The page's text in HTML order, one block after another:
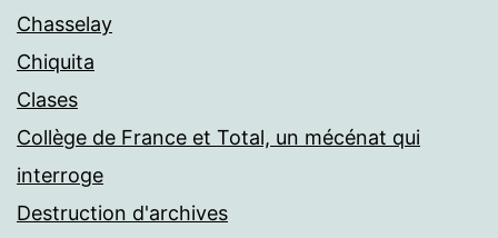
Chasselay
Chiquita
Clases
Collège de France et Total, un mécénat qui
interroge
Destruction d'archives